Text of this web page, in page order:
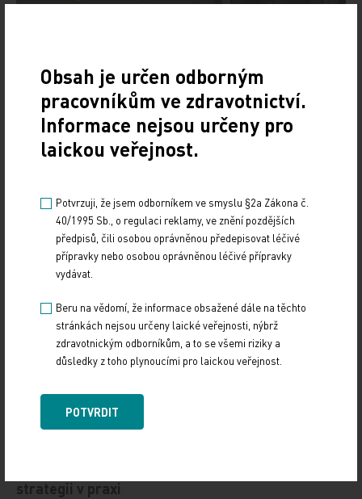
Doporučené
Má mít každý hypertonik hypolipidemikum?
10. 4. 2026
Na XXIV. sympoziu arteriální hypertenze, které se konalo
1. dubna 2026 na Novoměstské radnici v Praze, uvedl
Hot Line letošního kongresu ESC odhaleny
6. 8. 2026
Evropská kardiologická společnost (ESC) zveřejnila
klinické studie, jež budou určovat hlavní témata letošního
kongresu, který pořádá ve dnech 28.–31…
strategii v praxi
Obsah je určen odborným
pracovníkům ve zdravotnictví.
Informace nejsou určeny pro
laickou veřejnost.
Potvrzuji, že jsem odborníkem ve smyslu §2a Zákona č.
40/1995 Sb., o regulaci reklamy, ve znění pozdějších
předpisů, čili osobou oprávněnou předepisovat léčivé
přípravky nebo osobou oprávněnou léčivé přípravky
vydávat.
Beru na vědomí, že informace obsažené dále na těchto
stránkách nejsou určeny laické veřejnosti, nýbrž
zdravotnickým odborníkům, a to se všemi riziky a
důsledky z toho plynoucími pro laickou veřejnost.
POTVRDIT